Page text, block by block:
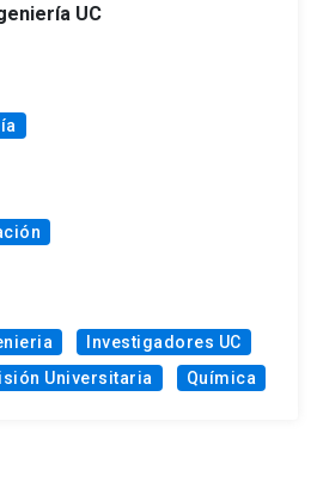
UC
Investigadores UC
Universitaria Química